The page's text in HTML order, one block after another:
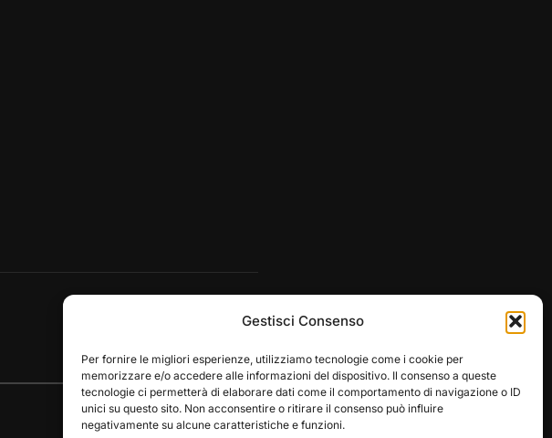
Gestisci Consenso
Per fornire le migliori esperienze, utilizziamo tecnologie come i cookie per
memorizzare e/o accedere alle informazioni del dispositivo. Il consenso a queste
tecnologie ci permetterà di elaborare dati come il comportamento di navigazione o ID
unici su questo sito. Non acconsentire o ritirare il consenso può influire
negativamente su alcune caratteristiche e funzioni.